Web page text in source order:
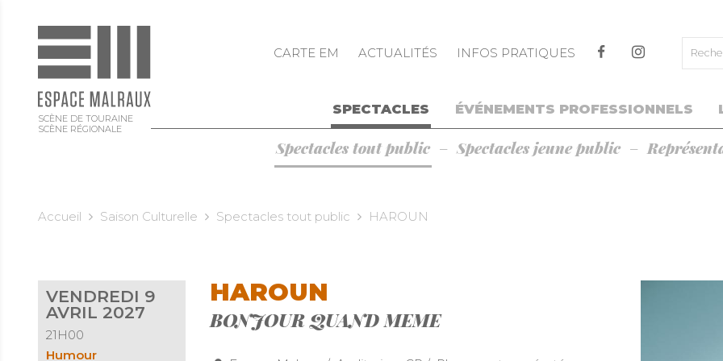
SCÈNE DE TOURAINE
SCÈNE RÉGIONALE
CARTE EM ACTUALITÉS INFOS PRATIQUES
SPECTACLES ÉVÉNEMENTS PROFESSIONNELS
Spectacles tout public Spectacles jeune public
Accueil Saison Culturelle Spectacles tout public HAROUN
HAROUN
BONJOUR QUAND MEME
VENDREDI 9
AVRIL 2027
21H00
Humour